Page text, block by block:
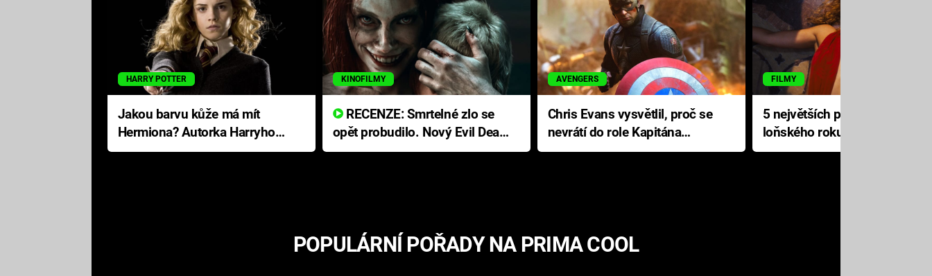
HARRY POTTER
Jakou barvu kůže má mít
Hermiona? Autorka Harryho
Pottera přišla s ráznou
KINOFILMY
RECENZE: Smrtelné zlo se
opět probudilo. Nový Evil Dead
přichází s neodolatelnou
AVENGERS
Chris Evans vysvětlil, proč se
nevrátí do role Kapitána
Ameriky
FILMY
5 největších propadáků
loňského roku: Disney na
jediné katastrofě prodělal 200
POPULÁRNÍ POŘADY NA PRIMA COOL